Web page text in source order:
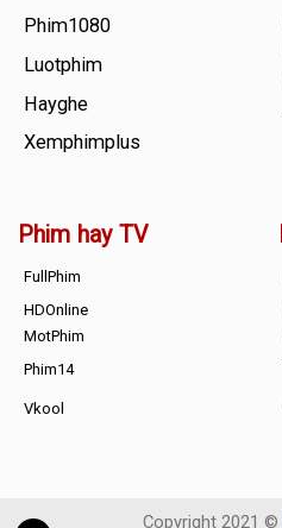
Phim1080
Luotphim
Hayghe
Xemphimplus
Phim hay TV
FullPhim
HDOnline
MotPhim
Phim14
Vkool
Copyright 2021 ©